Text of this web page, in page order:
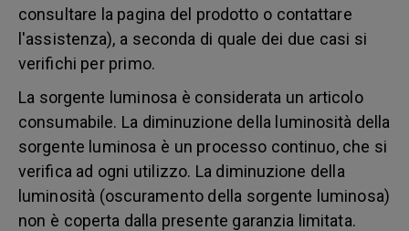
consultare la pagina del prodotto o contattare
l'assistenza), a seconda di quale dei due casi si
verifichi per primo.
La sorgente luminosa è considerata un articolo
consumabile. La diminuzione della luminosità della
sorgente luminosa è un processo continuo, che si
verifica ad ogni utilizzo. La diminuzione della
luminosità (oscuramento della sorgente luminosa)
non è coperta dalla presente garanzia limitata.